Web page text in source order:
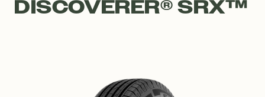
DISCOVERER® SRX™